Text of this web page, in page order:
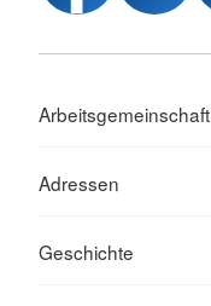
Arbeitsgemeinschaft
Adressen
Geschichte